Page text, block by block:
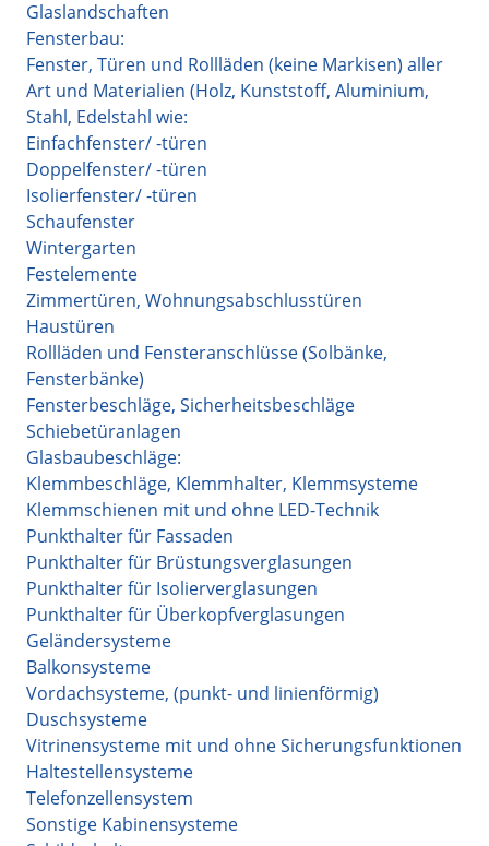
Glaslandschaften
Fensterbau:
Fenster, Türen und Rollläden (keine Markisen) aller
Art und Materialien (Holz, Kunststoff, Aluminium,
Stahl, Edelstahl wie:
Einfachfenster/ -türen
Doppelfenster/ -türen
Isolierfenster/ -türen
Schaufenster
Wintergarten
Festelemente
Zimmertüren, Wohnungsabschlusstüren
Haustüren
Rollläden und Fensteranschlüsse (Solbänke,
Fensterbänke)
Fensterbeschläge, Sicherheitsbeschläge
Schiebetüranlagen
Glasbaubeschläge:
Klemmbeschläge, Klemmhalter, Klemmsysteme
Klemmschienen mit und ohne LED-Technik
Punkthalter für Fassaden
Punkthalter für Brüstungsverglasungen
Punkthalter für Isolierverglasungen
Punkthalter für Überkopfverglasungen
Geländersysteme
Balkonsysteme
Vordachsysteme, (punkt- und linienförmig)
Duschsysteme
Vitrinensysteme mit und ohne Sicherungsfunktionen
Haltestellensysteme
Telefonzellensystem
Sonstige Kabinensysteme